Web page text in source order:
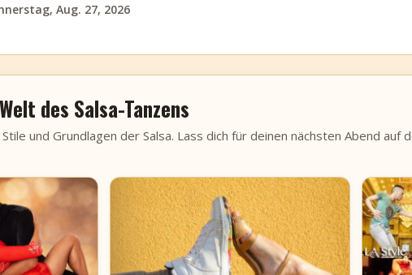
Aug. 27, 2026
des Salsa-Tanzens
und Grundlagen der Salsa. Lass dich für deinen nächsten Abend auf